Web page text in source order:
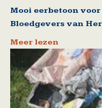
Mooi eerbetoon
Bloedgevers van
Meer lezen